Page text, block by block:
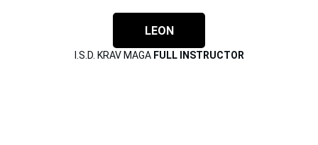
LEON
I.S.D. KRAV MAGA FULL INSTRUCTOR